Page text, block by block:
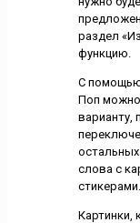
раздел
функцию.
С
Поп можно
варианту,
слова с
стикерами.
Картинки,